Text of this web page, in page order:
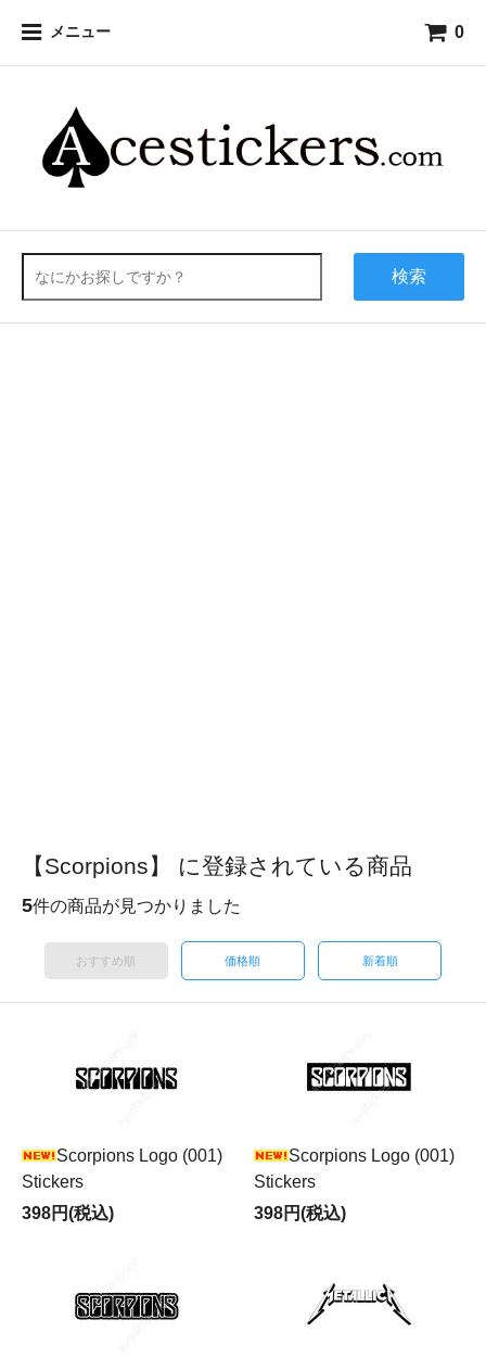
メニュー 0
検索
【Scorpions】 に登録されている商品
5件の商品が見つかりました
おすすめ順 価格順 新着順
Scorpions Logo (001)
Stickers
398円(税込)
Scorpions Logo (001)
Stickers
398円(税込)